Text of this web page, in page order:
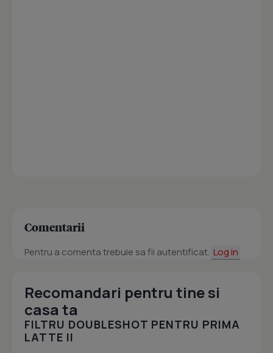
Comentarii
Pentru a comenta trebuie sa fii autentificat. Log in
Recomandari pentru tine si
casa ta
FILTRU DOUBLESHOT PENTRU PRIMA
LATTE II